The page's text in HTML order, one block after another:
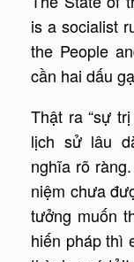
is a socialist
the People
cần hai dấu
Thật ra “sự
lịch sử lâu
nghĩa rõ
niệm chưa
tưởng muốn
hiến pháp thì